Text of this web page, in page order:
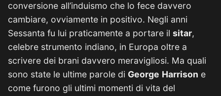
conversione all’induismo che lo fece davvero
cambiare, ovviamente in positivo. Negli anni
Sessanta fu lui praticamente a portare il sitar,
celebre strumento indiano, in Europa oltre a
scrivere dei brani davvero meravigliosi. Ma quali
sono state le ultime parole di George Harrison e
come furono gli ultimi momenti di vita del